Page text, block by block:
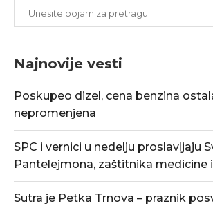
Najnovije vesti
Poskupeo dizel, cena benzina
nepromenjena
SPC i vernici u nedelju proslavljaju
Pantelejmona, zaštitnika medicine
Sutra je Petka Trnova – praznik